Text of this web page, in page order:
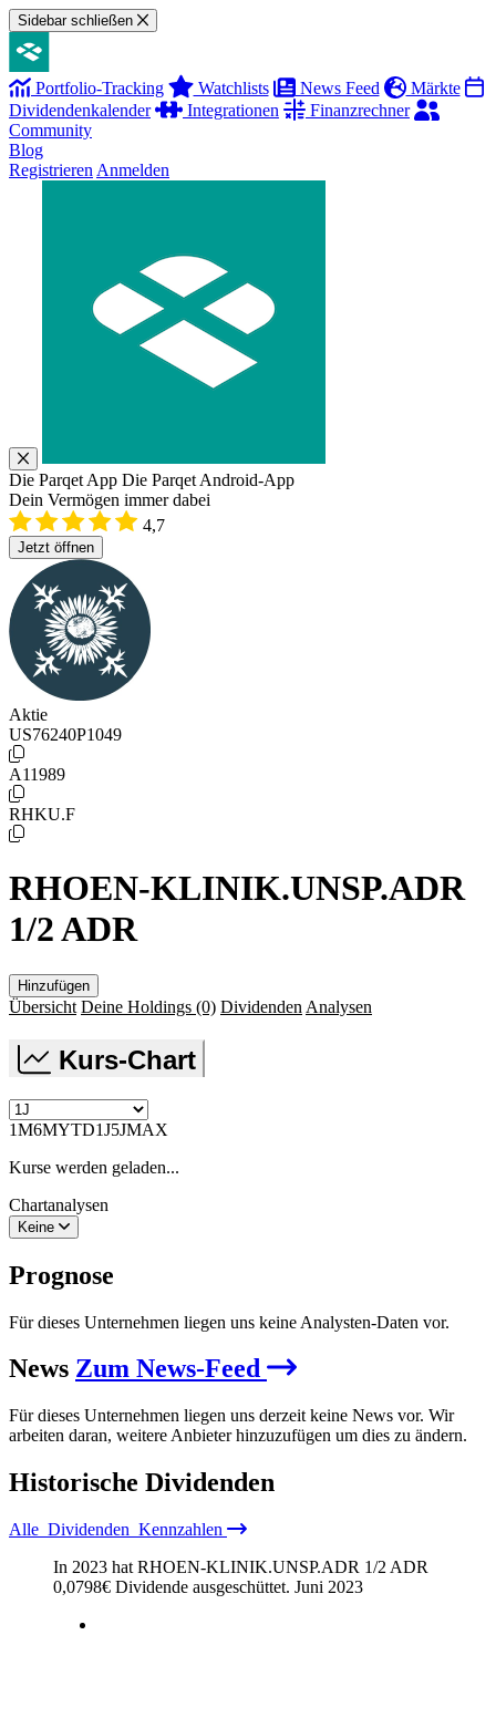
Sidebar schließen
Portfolio-Tracking Watchlists News Feed
Märkte
Dividendenkalender
Integrationen
Finanzrechner
Community
Blog
Registrieren Anmelden
Die Parqet App Die Parqet Android-App
Dein Vermögen immer dabei
4,7
Jetzt öffnen
Aktie
US76240P1049
A11989
RHKU.F
RHOEN-KLINIK.UNSP.ADR
1/2 ADR
Hinzufügen
Übersicht Deine Holdings (0) Dividenden Analysen
Kurs-Chart
1M6MYTD1J5JMAX
Kurse werden geladen...
Chartanalysen
Keine
Prognose
Für dieses Unternehmen liegen uns keine Analysten-Daten vor.
News Zum News-Feed
Für dieses Unternehmen liegen uns derzeit keine News vor. Wir
arbeiten daran, weitere Anbieter hinzuzufügen um dies zu ändern.
Historische Dividenden
Alle Dividenden Kennzahlen
In 2023 hat RHOEN-KLINIK.UNSP.ADR 1/2 ADR
0,0798€ Dividende ausgeschüttet. Juni 2023